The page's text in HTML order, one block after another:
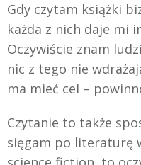
Gdy czytam książki
każda z nich daje mi
Oczywiście znam
nic z tego nie
ma mieć cel –
Czytanie to także
sięgam po literaturę